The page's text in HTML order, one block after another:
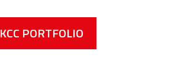
KCC PORTFOLIO